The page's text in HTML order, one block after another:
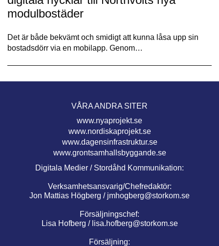
modulbostäder
Det är både bekvämt och smidigt att kunna låsa upp sin
bostadsdörr via en mobilapp. Genom…
VÅRA ANDRA SITER
www.nyaprojekt.se
www.nordiskaprojekt.se
www.dagensinfrastruktur.se
www.grontsamhallsbyggande.se
Digitala Medier / Stordåhd Kommunikation:
Verksamhetsansvarig/Chefredaktör:
Jon Mattias Högberg / jmhogberg@storkom.se
Försäljningschef:
Lisa Hofberg / lisa.hofberg@storkom.se
Försäljning: